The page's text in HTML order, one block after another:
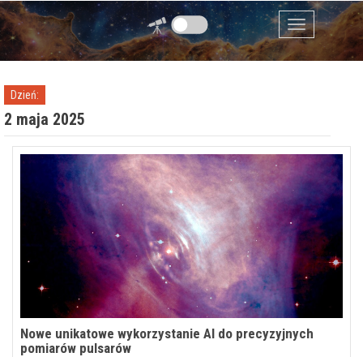
Przejdź do zawartości
Menu
Dzień:
2 maja 2025
Nowe unikatowe wykorzystanie AI do precyzyjnych
pomiarów pulsarów